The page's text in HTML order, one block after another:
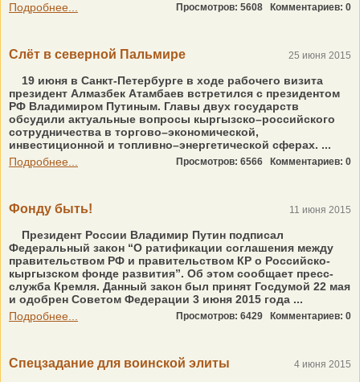
Подробнее...
Просмотров: 5608 Комментариев: 0
Слёт в северной Пальмире 25 июня 2015
19 июня в Санкт-Петербурге в ходе рабочего визита
президент Алмазбек Атамбаев встретился с президентом
РФ Владимиром Путиным. Главы двух государств
обсудили актуальные вопросы кыргызско–российского
сотрудничества в торгово–экономической,
инвестиционной и топливно–энергетической сферах. ...
Подробнее...
Просмотров: 6566 Комментариев: 0
Фонду быть! 11 июня 2015
Президент России Владимир Путин подписал
Федеральный закон “О ратификации соглашения между
правительством РФ и правительством КР о Российско-
кыргызском фонде развития”. Об этом сообщает пресс-
служба Кремля. Данный закон был принят Госдумой 22 мая
и одобрен Советом Федерации 3 июня 2015 года ...
Подробнее...
Просмотров: 6429 Комментариев: 0
Спецзадание для воинской элиты 4 июня 2015